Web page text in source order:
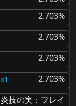
2.703%
2.703%
2.703%
1
2.703%
炎技の実：フレイ